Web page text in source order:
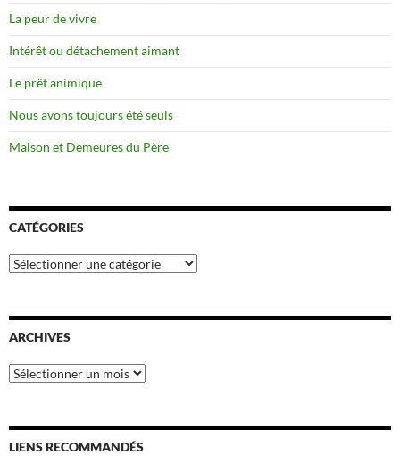
La peur de vivre
Intérêt ou détachement aimant
Le prêt animique
Nous avons toujours été seuls
Maison et Demeures du Père
CATÉGORIES
Catégories
ARCHIVES
Archives
LIENS RECOMMANDÉS